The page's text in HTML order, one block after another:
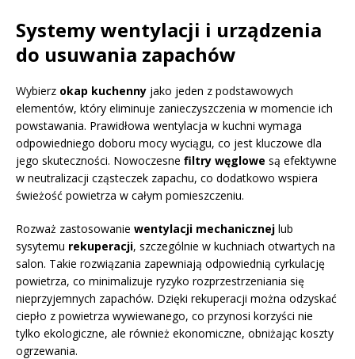
Systemy wentylacji i urządzenia
do usuwania zapachów
Wybierz okap kuchenny jako jeden z podstawowych
elementów, który eliminuje zanieczyszczenia w momencie ich
powstawania. Prawidłowa wentylacja w kuchni wymaga
odpowiedniego doboru mocy wyciągu, co jest kluczowe dla
jego skuteczności. Nowoczesne filtry węglowe są efektywne
w neutralizacji cząsteczek zapachu, co dodatkowo wspiera
świeżość powietrza w całym pomieszczeniu.
Rozważ zastosowanie wentylacji mechanicznej lub
sysytemu rekuperacji, szczególnie w kuchniach otwartych na
salon. Takie rozwiązania zapewniają odpowiednią cyrkulację
powietrza, co minimalizuje ryzyko rozprzestrzeniania się
nieprzyjemnych zapachów. Dzięki rekuperacji można odzyskać
ciepło z powietrza wywiewanego, co przynosi korzyści nie
tylko ekologiczne, ale również ekonomiczne, obniżając koszty
ogrzewania.